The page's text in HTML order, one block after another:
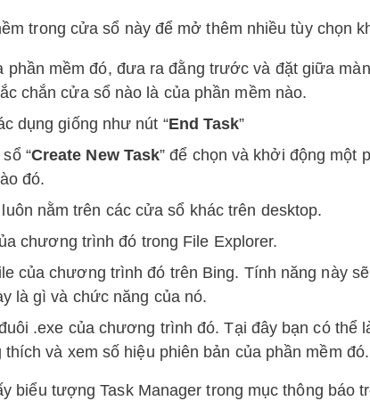
trong cửa sổ này để mở thêm nhiều tùy chọn
phần mềm đó, đưa ra đằng trước và đặt giữa
chắn cửa sổ nào là của phần mềm nào.
dụng giống như nút “End Task”
“Create New Task” để chọn và khởi động một
đó.
nằm trên các cửa sổ khác trên desktop.
chương trình đó trong File Explorer.
của chương trình đó trên Bing. Tính năng này
là gì và chức năng của nó.
.exe của chương trình đó. Tại đây bạn có thể
và xem số hiệu phiên bản của phần mềm đó.
biểu tượng Task Manager trong mục thông báo